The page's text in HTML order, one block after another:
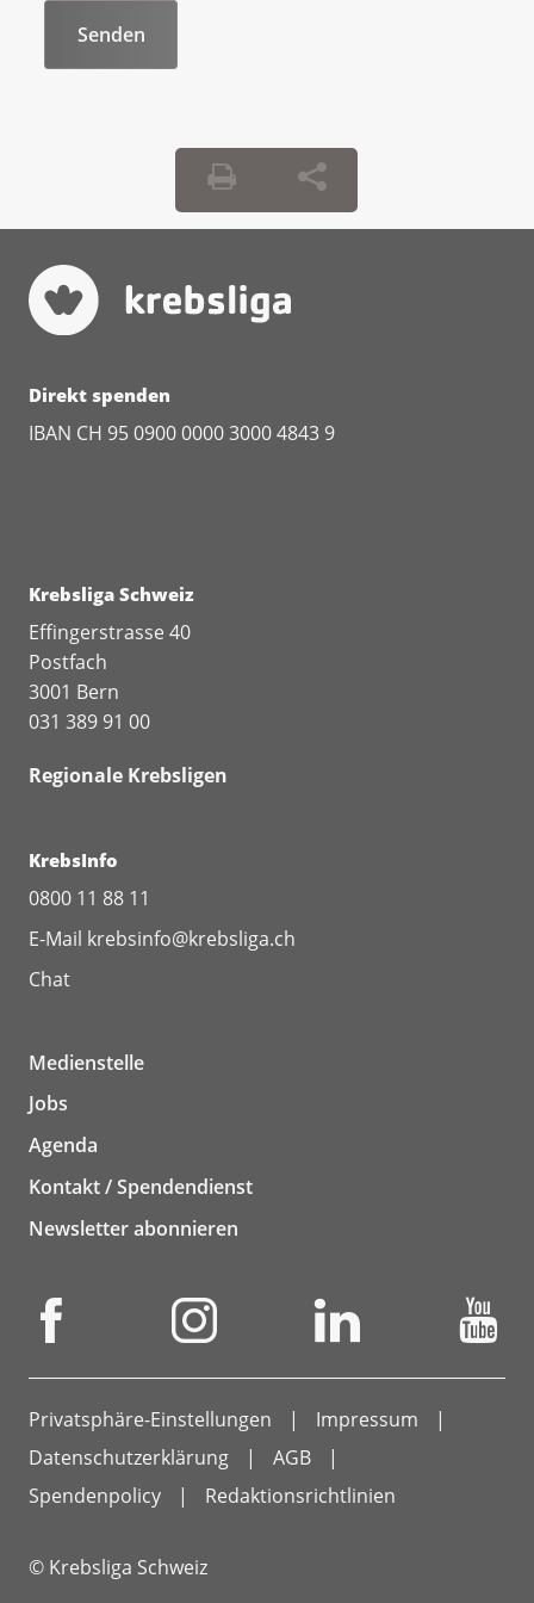
https://www.cancer.gov/about-
cancer/causes-
Sohi, I., Rehm, J., Saab, M., Virmani, L.,
Franklin, A., & Lauby-Secretan, B. (2024).
Alcoholic beverage consumption and
review and meta-analysis of prospective
cohort studies. Alcoholism: Clinical and
World Health Organization. (2023, 4.
Januar). No level of alcohol consumption
Direkt spenden
IBAN CH 95 0900 0000 3000 4843 9
Krebsliga Schweiz
Effingerstrasse 40
Postfach
3001 Bern
031 389 91 00
Regionale Krebsligen
KrebsInfo
0800 11 88 11
E-Mail krebsinfo@krebsliga.ch
Chat
Medienstelle
Jobs
Agenda
Kontakt / Spendendienst
Newsletter abonnieren
Privatsphäre-Einstellungen
Impressum
Datenschutzerklärung
AGB
Spendenpolicy
Redaktionsrichtlinien
© Krebsliga Schweiz